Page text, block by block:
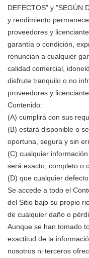
DEFECTOS" y "SEGÚN
y rendimiento
proveedores y
garantía o condición,
renuncian a cualquier
calidad comercial,
disfrute tranquilo o no
proveedores y
Contenido:
(A) cumplirá con sus
(B) estará disponible o
oportuna, segura y sin
(C) cualquier
será exacto, completo o
(D) que cualquier
Se accede a todo el
del Sitio bajo su propio
de cualquier daño o
Aunque se han tomado
exactitud de la
nosotros ni terceros